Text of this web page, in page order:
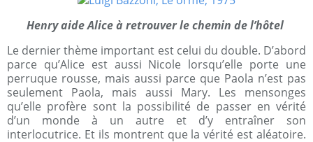
Henry aide Alice à retrouver le chemin de l’hôtel
Le dernier thème important est celui du double. D’abord
parce qu’Alice est aussi Nicole lorsqu’elle porte une
perruque rousse, mais aussi parce que Paola n’est pas
seulement Paola, mais aussi Mary. Les mensonges
qu’elle profère sont la possibilité de passer en vérité
d’un monde à un autre et d’y entraîner son
interlocutrice. Et ils montrent que la vérité est aléatoire.